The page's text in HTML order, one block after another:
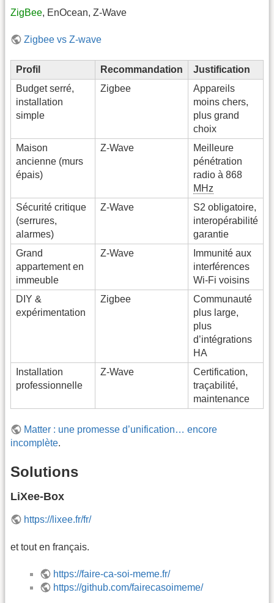
ZigBee, EnOcean, Z-Wave
Zigbee vs Z-wave
Profil Recommandation
Justification
Budget serré,
installation
simple
Zigbee
Appareils
moins chers,
plus grand
choix
Maison
ancienne (murs
épais)
Z-Wave
Meilleure
pénétration
radio à 868
MHz
Sécurité critique
(serrures,
alarmes)
Z-Wave
S2 obligatoire,
interopérabilité
garantie
Grand
appartement en
immeuble
Z-Wave
Immunité aux
interférences
Wi-Fi voisins
DIY &
expérimentation
Zigbee
Communauté
plus large,
plus
d’intégrations
HA
Installation
professionnelle
Z-Wave
Certification,
traçabilité,
maintenance
Matter : une promesse d’unification… encore
incomplète.
Solutions
LiXee-Box
https://lixee.fr/fr/
et tout en français.
https://faire-ca-soi-meme.fr/
https://github.com/fairecasoimeme/